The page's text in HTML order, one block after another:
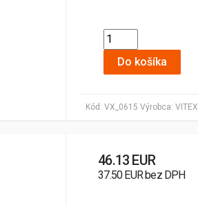
Kód: VX_0615 Výrobca: VITEX
Do košíka
46.13 EUR
37.50 EUR bez DPH